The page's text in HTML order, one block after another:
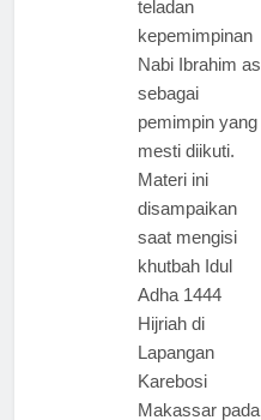
teladan
kepemimpinan
Nabi Ibrahim as
sebagai
pemimpin yang
mesti diikuti.
Materi ini
disampaikan
saat mengisi
khutbah Idul
Adha 1444
Hijriah di
Lapangan
Karebosi
Makassar pada